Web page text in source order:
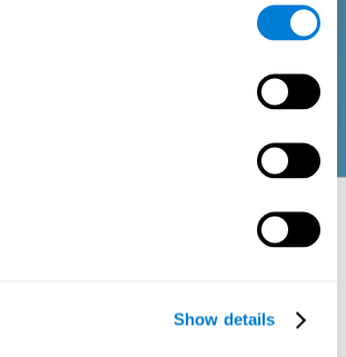
Show details
التقييم أو الشخص الذي يقوم باختيار التقييم
الاستطلاع أسئلة عن المجالات الآتية: الرفاه البدني
مناسبة)، الرفاه النفسي (حالة جيدة للعمليات
مجال للحياة اليومية وأنشطة البالغين والكبار.
الجوانب العصبية-النفسية
والمناطق المعرفية
تساعد في معرفة أهمية الأعراض.